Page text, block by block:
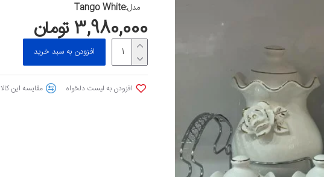
مدل:Tango White
3,980,000 تومان
افزودن به سبد خرید
افزودن به لیست دلخواه مقایسه این کالا